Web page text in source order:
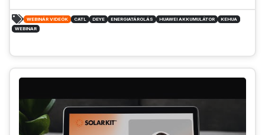
WEBINÁR VIDEÓK CATL DEYE ENERGIATÁROLÁS HUAWEI AKKUMULÁTOR
KEHUA
WEBINAR